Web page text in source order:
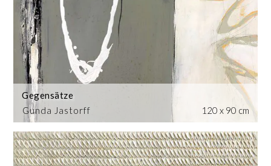
Gunda Jastorff
Gegensätze
120 x 90 cm